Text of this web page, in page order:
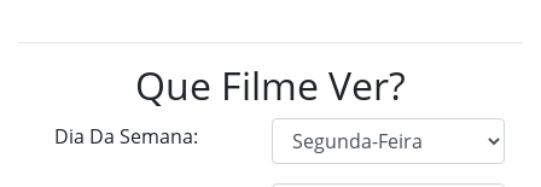
Que Filme Ver?
Dia Da Semana: